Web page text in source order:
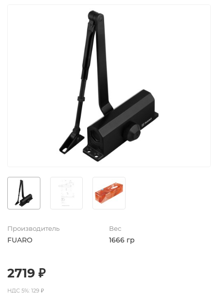
Производитель
FUARO
Вес
1666 гр
2719 ₽
НДС 5%: 129 ₽